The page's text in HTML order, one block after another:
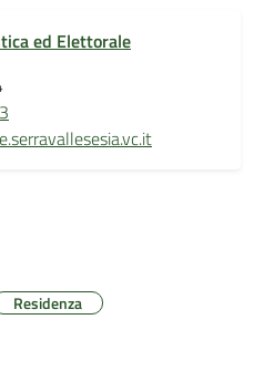
ed Elettorale
Residenza